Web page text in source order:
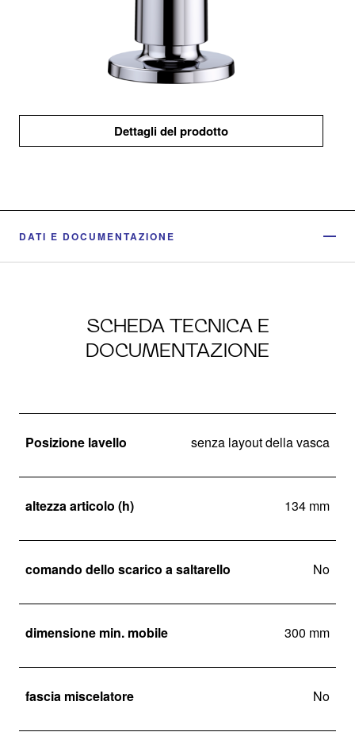
Dettagli del prodotto
DATI E DOCUMENTAZIONE
SCHEDA TECNICA E
DOCUMENTAZIONE
Posizione lavello senza layout della vasca
altezza articolo (h) 134 mm
comando dello scarico a saltarello No
dimensione min. mobile 300 mm
fascia miscelatore No